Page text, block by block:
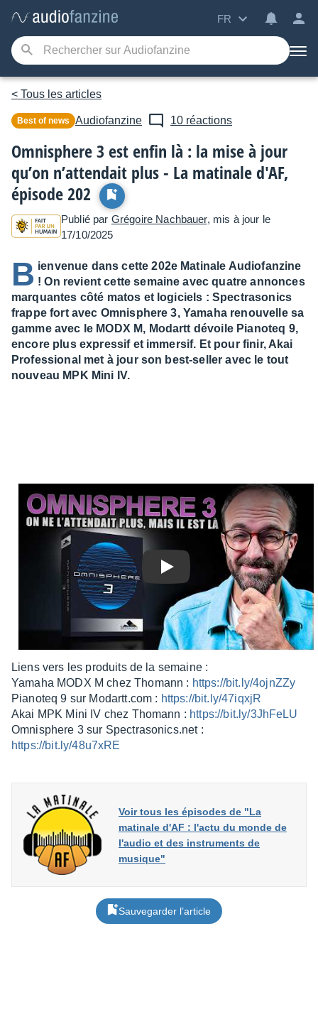
FR
< Tous les articles
Best of news Audiofanzine 10 réactions
Omnisphere 3 est enfin là : la mise à jour
qu’on n’attendait plus - La matinale d'AF,
épisode 202
Publié par Grégoire Nachbauer, mis à jour le
17/10/2025
B ienvenue dans cette 202e Matinale Audiofanzine
! On revient cette semaine avec quatre annonces
marquantes côté matos et logiciels : Spectrasonics
frappe fort avec Omnisphere 3, Yamaha renouvelle sa
gamme avec le MODX M, Modartt dévoile Pianoteq 9,
encore plus expressif et immersif. Et pour finir, Akai
Professional met à jour son best-seller avec le tout
nouveau MPK Mini IV.
Play
Liens vers les produits de la semaine :
Yamaha MODX M chez Thomann : https://bit.ly/4ojnZZy
Piano­teq 9 sur Modartt.com : https://bit.ly/47iqxjR
Akai MPK Mini IV chez Thomann : https://bit.ly/3JhFeLU
Omni­sphere 3 sur Spec­tra­so­nics.net :
https://bit.ly/48u7xRE
Voir tous les épisodes de "La
matinale d'AF : l'actu du monde de
l'audio et des instruments de
musique"
Sauvegarder l’article